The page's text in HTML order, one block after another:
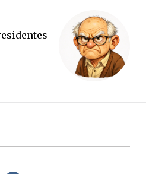
rápido que a
paga a